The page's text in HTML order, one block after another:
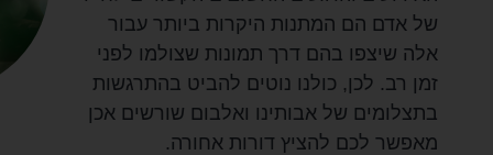
של אדם הם המתנות היקרות ביותר עבור
אלה שיצפו בהם דרך תמונות שצולמו לפני
זמן רב. לכן, כולנו נוטים להביט בהתרגשות
בתצלומים של אבותינו ואלבום שורשים אכן
מאפשר לכם להציץ דורות אחורה.